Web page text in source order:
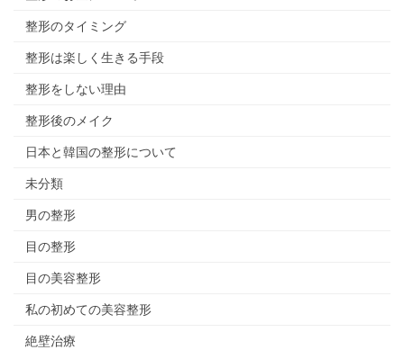
整形のタイミング
整形は楽しく生きる手段
整形をしない理由
整形後のメイク
日本と韓国の整形について
未分類
男の整形
目の整形
目の美容整形
私の初めての美容整形
絶壁治療